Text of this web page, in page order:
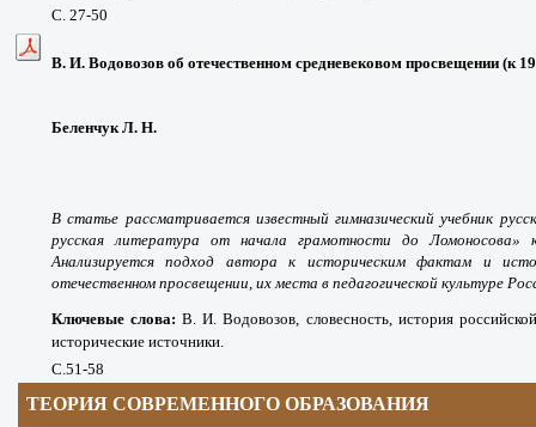
С. 27-50
В. И. Водовозов об отечественном средневековом просвещении (к
Беленчук Л. Н.
В статье рассматривается известный гимназический учебник
русская литература от начала грамотности до Ломоносова»
Анализируется подход автора к историческим фактам и
отечественном просвещении, их места в педагогической культуре
Ключевые слова:В. И. Водовозов, словесность, история
исторические источники.
С.51-58
ТЕОРИЯ СОВРЕМЕННОГО ОБРАЗОВАНИЯ